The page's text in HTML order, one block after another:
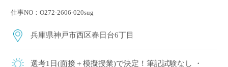
仕事NO：O272-2606-020sug
兵庫県神戸市西区春日台6丁目
選考1日(面接＋模擬授業)で決定！筆記試験なし ・